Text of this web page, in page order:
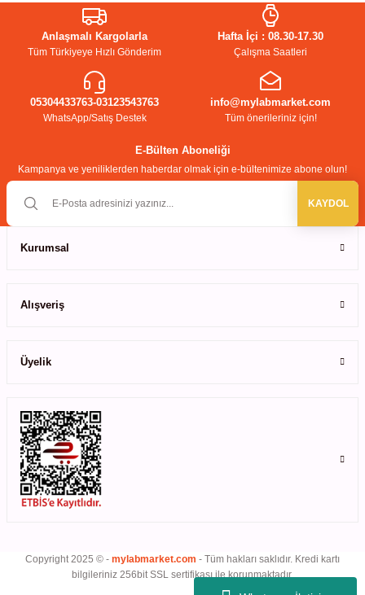
konularda yetersiz gördüğünüz noktaları öneri formunu kullanarak
tarafımıza iletebilirsiniz.
Görüş ve önerileriniz için teşekkür ederiz.
Ürün resmi kalitesiz, bozuk veya görüntülenemiyor.
Ürün açıklamasında eksik bilgiler bulunuyor.
Ürün bilgilerinde hatalar bulunuyor.
Ürün fiyatı diğer sitelerden daha pahalı.
Bu ürüne benzer farklı alternatifler olmalı.
Anlaşmalı Kargolarla
Tüm Türkiyeye Hızlı Gönderim
Hafta İçi : 08.30-17.30
Çalışma Saatleri
05304433763-03123543763
WhatsApp/Satış Destek
info@mylabmarket.com
Tüm önerileriniz için!
E-Bülten Aboneliği
Kampanya ve yeniliklerden haberdar olmak için e-bültenimize abone olun!
KAYDOL
Kurumsal
Alışveriş
Üyelik
Copyright 2025 © - mylabmarket.com - Tüm hakları saklıdır. Kredi kartı
bilgileriniz 256bit SSL sertifikası ile korunmaktadır.